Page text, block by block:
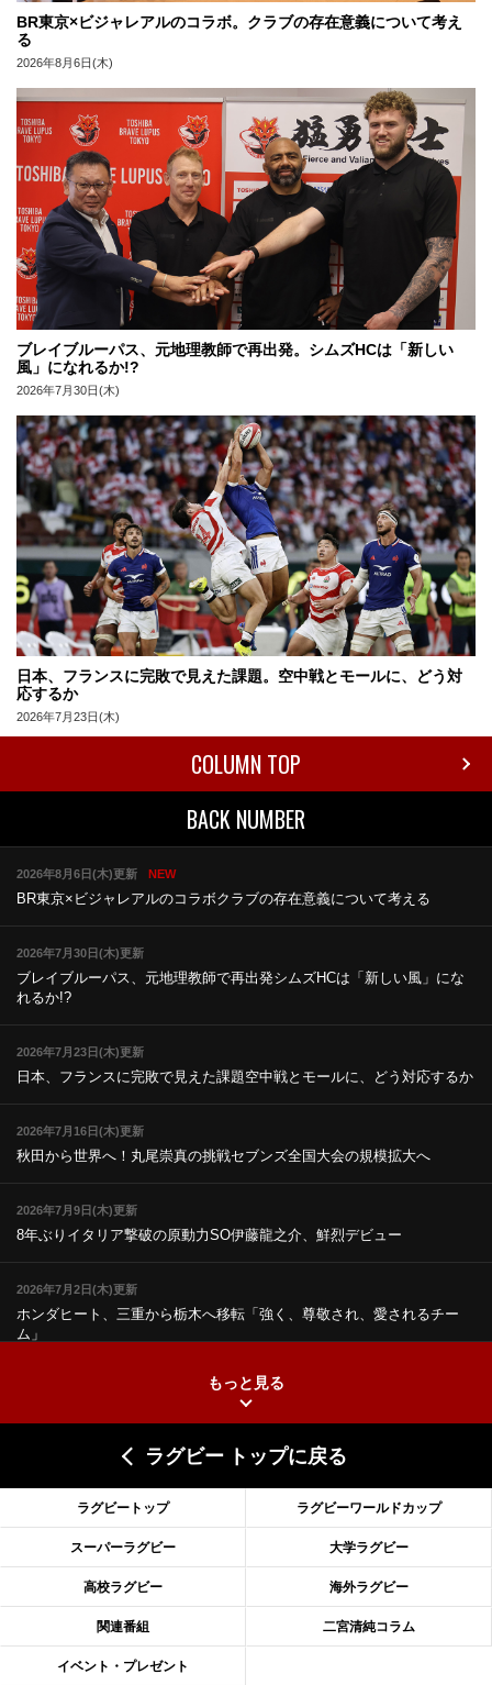
BR東京×ビジャレアルのコラボ。クラブの存在意義について考え
る
2026年8月6日(木)
ブレイブルーパス、元地理教師で再出発。シムズHCは「新しい
風」になれるか!?
2026年7月30日(木)
日本、フランスに完敗で見えた課題。空中戦とモールに、どう対
応するか
2026年7月23日(木)
COLUMN TOP
BACK NUMBER
2026年8月6日(木)更新 NEW
BR東京×ビジャレアルのコラボクラブの存在意義について考える
2026年7月30日(木)更新
ブレイブルーパス、元地理教師で再出発シムズHCは「新しい風」にな
れるか!?
2026年7月23日(木)更新
日本、フランスに完敗で見えた課題空中戦とモールに、どう対応するか
2026年7月16日(木)更新
秋田から世界へ！丸尾崇真の挑戦セブンズ全国大会の規模拡大へ
2026年7月9日(木)更新
8年ぶりイタリア撃破の原動力SO伊藤龍之介、鮮烈デビュー
2026年7月2日(木)更新
ホンダヒート、三重から栃木へ移転「強く、尊敬され、愛されるチー
ム」
2026年6月18日(木)更新
滑川剛人レフリー、早過ぎる引退「27年W杯の主審、遠のいた夢」
2026年6月11日(木)更新
神戸、リーグワン初優勝の道のりデイブ・レニーHCの功績と財産
2026年6月4日(木)更新
“泣き虫先生”こと山口良治氏死去「信は力なり」骨太の教育方針
もっと見る
ラグビー トップに戻る
ラグビートップ ラグビーワールドカップ
スーパーラグビー 大学ラグビー
高校ラグビー 海外ラグビー
関連番組 二宮清純コラム
イベント・プレゼント